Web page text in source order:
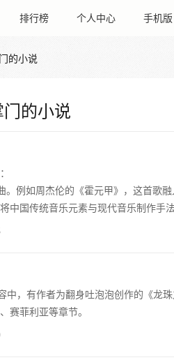
排行榜 个人中心 手机版
的小说
的小说
。例如周杰伦的《霍元甲》，这首歌
中国传统音乐元素与现代音乐制作手法
中，有作者为翻身吐泡泡创作的《龙
赛菲利亚等章节。